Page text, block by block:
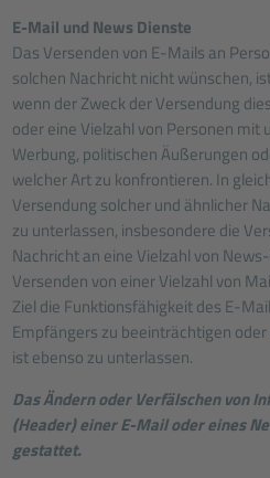
E-Mail und News Dienste
Das Versenden von E-Mails an
solchen Nachricht nicht wünschen,
wenn der Zweck der Versendung
oder eine Vielzahl von Personen
Werbung, politischen Äußerungen
welcher Art zu konfrontieren. In
Versendung solcher und ähnlicher
zu unterlassen, insbesondere die
Nachricht an eine Vielzahl von
Versenden von einer Vielzahl von
Ziel die Funktionsfähigkeit des E-
Empfängers zu beeinträchtigen
ist ebenso zu unterlassen.
Das Ändern oder Verfälschen von
(Header) einer E-Mail oder eines
gestattet.